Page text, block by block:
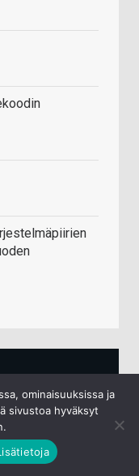
jäähdytyslevyn
ominaisuuksissa ja
sivustoa hyväksyt